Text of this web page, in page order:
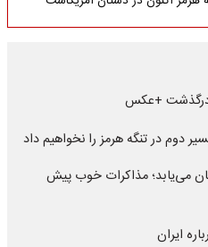
درگذشت +عکس
دوم در تنگه هرمز را نخواهیم داد
می‌یابد؛ مذاکرات خوب پیش
ایران